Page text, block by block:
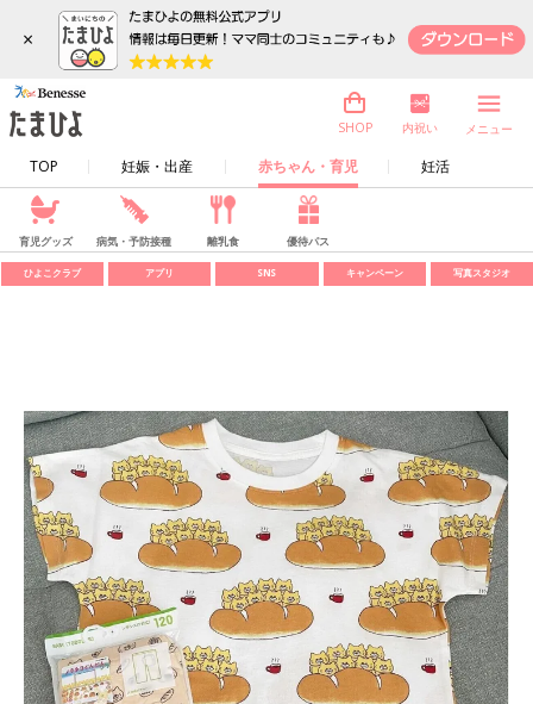
×
TOP 妊娠・出産 赤ちゃん・育児 妊活
SHOP 内祝い メニュー
育児グッズ 病気・予防接種 離乳食 優待パス
ひよこクラブ アプリ SNS キャンペーン 写真スタジオ